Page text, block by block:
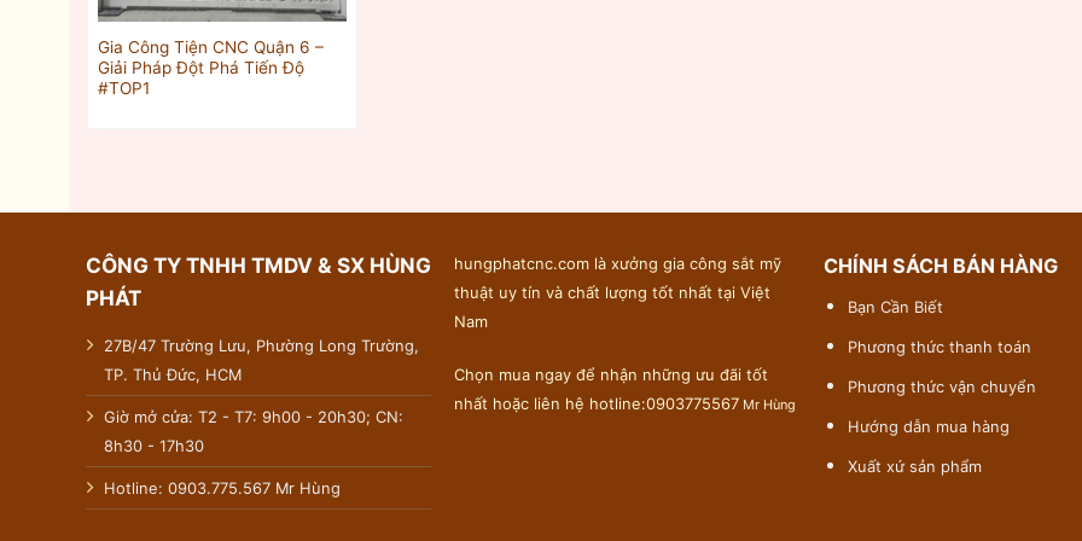
Gia Công Tiện CNC Quận 6 –
Giải Pháp Đột Phá Tiến Độ
#TOP1
CÔNG TY TNHH TMDV & SX HÙNG
PHÁT
27B/47 Trường Lưu, Phường Long Trường,
TP. Thủ Đức, HCM
Giờ mở cửa: T2 - T7: 9h00 - 20h30; CN:
8h30 - 17h30
Hotline: 0903.775.567 Mr Hùng
hungphatcnc.com là xưởng gia công sắt mỹ
thuật uy tín và chất lượng tốt nhất tại Việt
Nam
Chọn mua ngay để nhận những ưu đãi tốt
nhất hoặc liên hệ hotline:0903775567 Mr Hùng
CHÍNH SÁCH BÁN HÀNG
Bạn Cần Biết
Phương thức thanh toán
Phương thức vận chuyển
Hướng dẫn mua hàng
Xuất xứ sản phẩm